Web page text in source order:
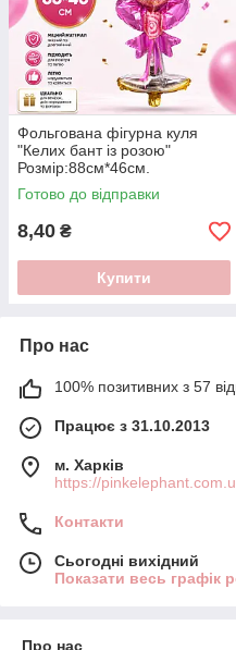
Фольгована фігурна куля
"Келих бант із розою"
Розмір:88см*46см.
Готово до відправки
8,40 ₴
Купити
Про нас
100% позитивних з 57
Працює з 31.10.2013
м. Харків
https://
Контакти
Сьогодні вихідний
Показати весь графік
Про нас